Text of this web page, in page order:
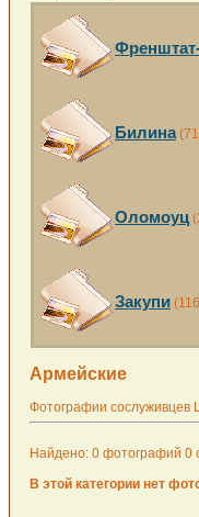
Билина
Оломоуц
Закупи
Армейские
Фотографии сослуживцев
Найдено: 0 фотографий 0
В этой категории нет